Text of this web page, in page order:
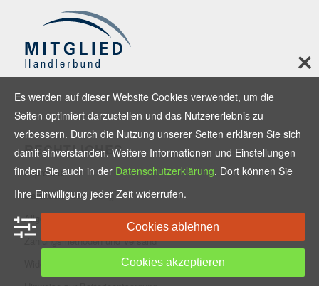
RECHTLICHES
Impressum
Datenschutzerklärung
Allgemeine Geschäftsbedingungen
Zahlungsmethoden und Versand
Es werden auf dieser Website Cookies verwendet, um die
Seiten optimiert darzustellen und das Nutzererlebnis zu
verbessern. Durch die Nutzung unserer Seiten erklären Sie sich
damit einverstanden. Weitere Informationen und Einstellungen
finden Sie auch in der Datenschutzerklärung. Dort können Sie
Ihre Einwilligung jeder Zeit widerrufen.
Cookies ablehnen
Cookies akzeptieren